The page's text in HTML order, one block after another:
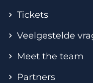
Tickets
Veelgestelde
Meet the team
Partners